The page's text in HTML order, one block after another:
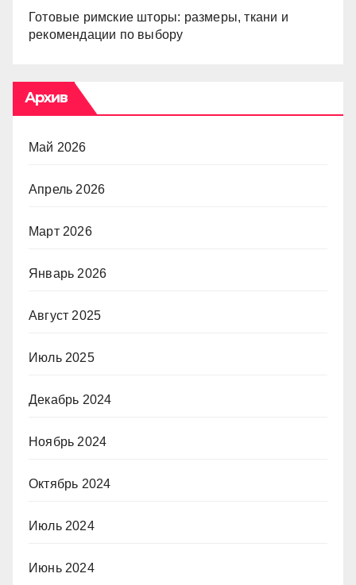
Готовые римские шторы: размеры, ткани и
рекомендации по выбору
Архив
Май 2026
Апрель 2026
Март 2026
Январь 2026
Август 2025
Июль 2025
Декабрь 2024
Ноябрь 2024
Октябрь 2024
Июль 2024
Июнь 2024